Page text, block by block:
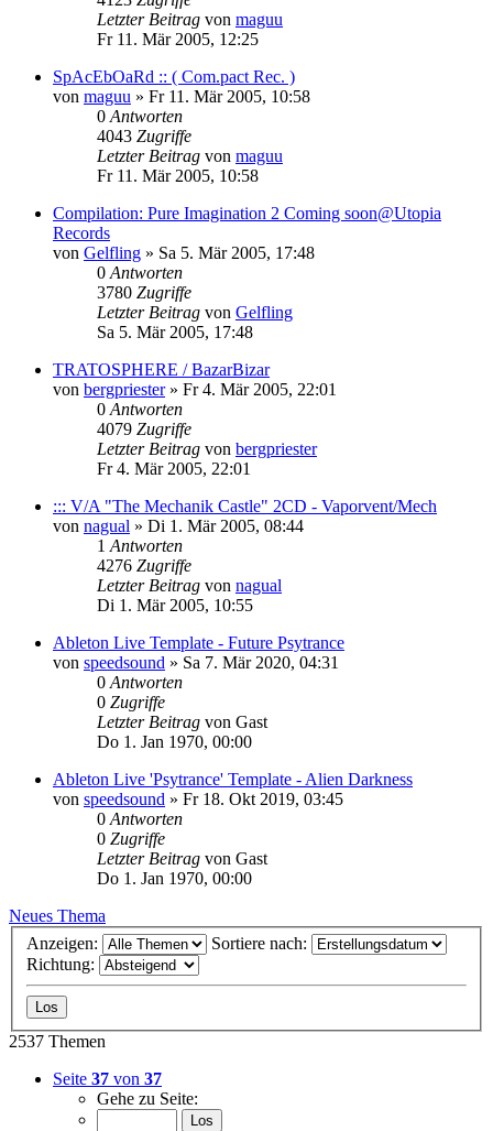
Letzter Beitrag von maguu
Fr 11. Mär 2005, 12:25
SpAcEbOaRd :: ( Com.pact Rec. )
von maguu » Fr 11. Mär 2005, 10:58
0 Antworten
4043 Zugriffe
Letzter Beitrag von maguu
Fr 11. Mär 2005, 10:58
Compilation: Pure Imagination 2 Coming soon@Utopia
Records
von Gelfling » Sa 5. Mär 2005, 17:48
0 Antworten
3780 Zugriffe
Letzter Beitrag von Gelfling
Sa 5. Mär 2005, 17:48
TRATOSPHERE / BazarBizar
von bergpriester» Fr 4. Mär 2005, 22:01
0 Antworten
4079 Zugriffe
Letzter Beitrag von bergpriester
Fr 4. Mär 2005, 22:01
::: V/A "The Mechanik Castle" 2CD - Vaporvent/Mech
von nagual » Di 1. Mär 2005, 08:44
1 Antworten
4276 Zugriffe
Letzter Beitrag von nagual
Di 1. Mär 2005, 10:55
Ableton Live Template - Future Psytrance
von speedsound » Sa 7. Mär 2020, 04:31
0 Antworten
0 Zugriffe
Letzter Beitrag von Gast
Do 1. Jan 1970, 00:00
Ableton Live 'Psytrance' Template - Alien Darkness
von speedsound » Fr 18. Okt 2019, 03:45
0 Antworten
0 Zugriffe
Letzter Beitrag von Gast
Do 1. Jan 1970, 00:00
Neues Thema
Anzeigen:
Sortiere nach:
Richtung:
2537 Themen
Seite 37 von 37
Gehe zu Seite: